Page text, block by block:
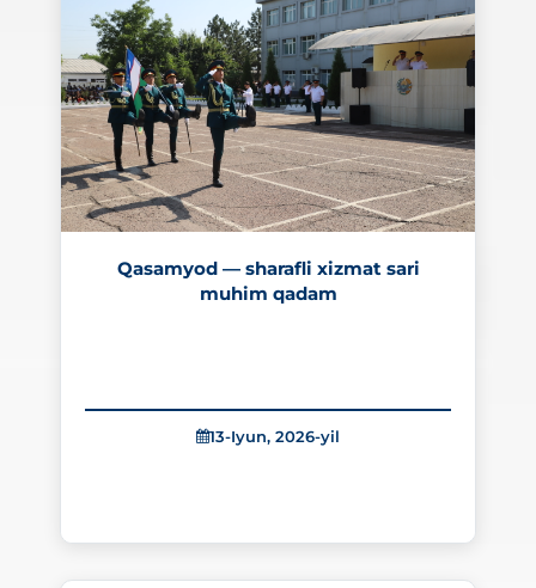
249
Qasamyod — sharafli xizmat sari
muhim qadam
13-Iyun, 2026-yil